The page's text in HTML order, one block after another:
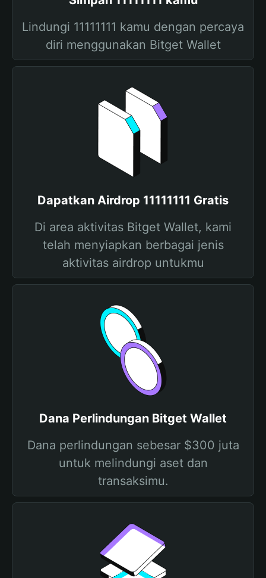
Lindungi 11111111 kamu dengan percaya
diri menggunakan Bitget Wallet
Dapatkan Airdrop 11111111 Gratis
Di area aktivitas Bitget Wallet, kami
telah menyiapkan berbagai jenis
aktivitas airdrop untukmu
Dana Perlindungan Bitget Wallet
Dana perlindungan sebesar $300 juta
untuk melindungi aset dan
transaksimu.